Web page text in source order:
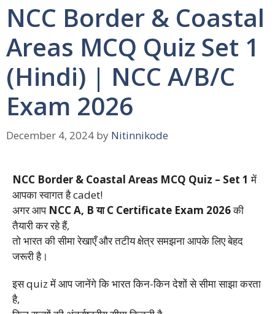
NCC Border & Coastal
Areas MCQ Quiz Set 1
(Hindi) | NCC A/B/C
Exam 2026
December 4, 2024 by Nitinnikode
NCC Border & Coastal Areas MCQ Quiz – Set 1 में
आपका स्वागत है cadet!
अगर आप NCC A, B या C Certificate Exam 2026की
तैयारी कर रहे हैं,
तो भारत की सीमा रेखाएँ और तटीय क्षेत्र समझना आपके लिए बेहद
जरूरी है।
इस quiz में आप जानेंगे कि भारत किन-किन देशों से सीमा साझा करता
है,